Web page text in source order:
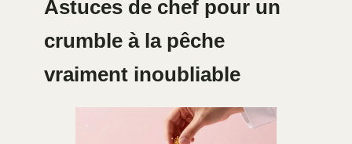
Astuces de chef pour un
crumble à la pêche
vraiment inoubliable